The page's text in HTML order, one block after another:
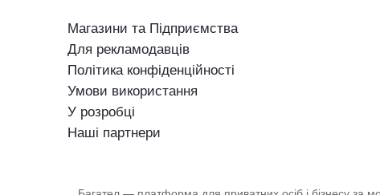
Магазини та Підприємства
Для рекламодавців
Політика конфіденційності
Умови використання
У розробці
Наші партнери